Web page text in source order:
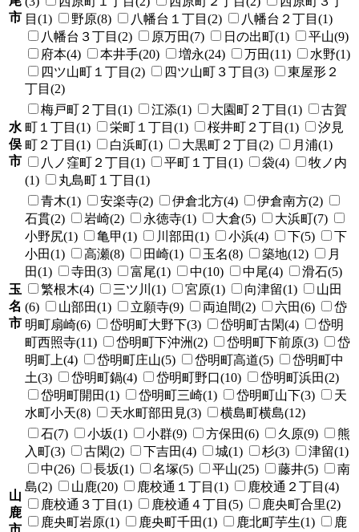
市 目(1)
野原(8) 八幡台１丁目(2)
八幡台２丁目(1)
八幡台３丁目(2)
原万田(7) 日の出町(1)
平山(9)
府本(4)
本井手(20) 増永(24) 万田(11)
水野(1)
四ツ山町１丁目(2)
四ツ山町３丁目(3)
東屋形２
丁目(2)
水
俣
市
梅戸町２丁目(1) 江添(1) 大園町２丁目(1)
古賀
町１丁目(1)
栄町１丁目(1) 桜井町２丁目(1)
汐見
町２丁目(1)
白浜町(1) 大黒町２丁目(2)
月浦(1)
八ノ窪町２丁目(1)
平町１丁目(1) 袋(4)
牧ノ内
(1)
丸島町１丁目(1)
玉
名
市
青木(1) 安楽寺(2) 伊倉北方(4)
伊倉南方(2)
石貫(2)
岩崎(2) 永徳寺(1) 大倉(5)
大浜町(7)
小野尻(1)
亀甲(1) 川部田(1) 小浜(4) 下(5)
下
小田(1)
高瀬(8) 田崎(1) 玉名(8) 築地(12)
月
田(1)
寺田(3) 富尾(1) 中(10) 中尾(4)
滑石(5)
繁根木(4)
三ツ川(1) 宮原(1) 向津留(1)
山田
(6)
山部田(1) 立願寺(9) 両迫間(2) 六田(6)
岱
明町扇崎(6)
岱明町大野下(3) 岱明町古閑(4)
岱明
町西照寺(11)
岱明町下沖洲(2) 岱明町下前原(3)
岱
明町上(4)
岱明町庄山(5) 岱明町高道(5)
岱明町中
土(3)
岱明町鍋(4) 岱明町野口(10)
岱明町浜田(2)
岱明町開田(1)
岱明町三崎(1) 岱明町山下(3)
天
水町小天(8)
天水町部田見(3) 横島町横島(12)
山
鹿
石(7) 小坂(1) 小群(9) 方保田(6) 久原(9)
熊
入町(3)
古閑(2) 下吉田(4) 城(1) 杉(3)
津留(1)
中(26)
長坂(1) 名塚(5) 平山(25) 藤井(5)
南
島(2)
山鹿(20) 鹿校通１丁目(1)
鹿校通２丁目(4)
鹿校通３丁目(1)
鹿校通４丁目(5)
鹿央町合里(2)
鹿央町岩原(1)
鹿央町千田(1) 鹿北町芋生(1)
鹿